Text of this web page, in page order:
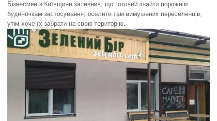
Бізнесмен з Київщини запевнив, що готовий знайти порожнім
будиночкам застосування, оселити там вимушених переселенців,
утім хоче їх забрати на свою територію.